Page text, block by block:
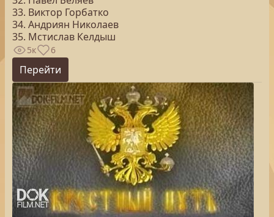
33. Виктор Горбатко
34. Андриян Николаев
35. Мстислав Келдыш
5к 6
Перейти